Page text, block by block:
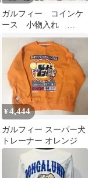
ガルフィー コインケ
ース 小物入れ
GALFY 新品未使用 ブ
ラック
¥4,444
ガルフィー スーパー犬
トレーナー オレンジ